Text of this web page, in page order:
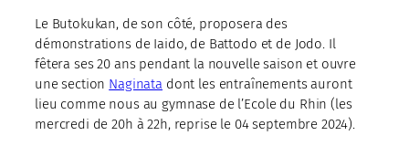
Le Butokukan, de son côté, proposera des
démonstrations de Iaido, de Battodo et de Jodo. Il
fêtera ses 20 ans pendant la nouvelle saison et ouvre
une section Naginata dont les entraînements auront
lieu comme nous au gymnase de l’Ecole du Rhin (les
mercredi de 20h à 22h, reprise le 04 septembre 2024).